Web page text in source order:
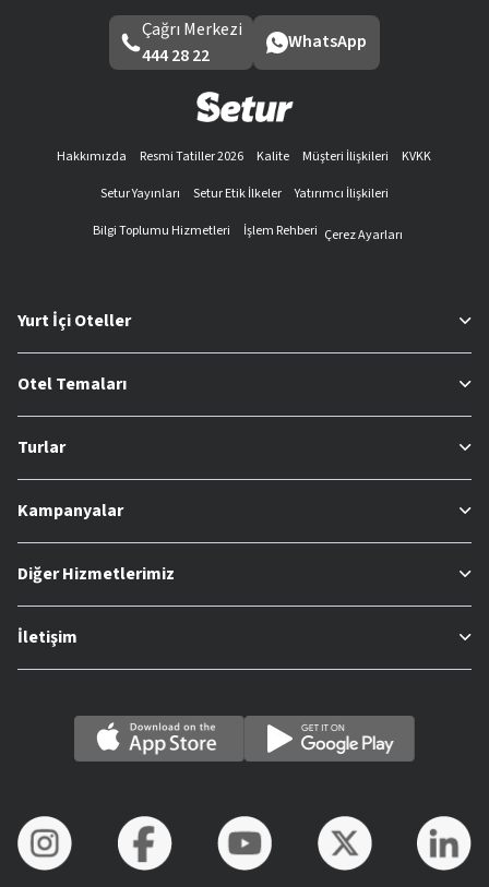
Çağrı Merkezi
444 28 22
WhatsApp
Hakkımızda Resmi Tatiller 2026 Kalite Müşteri İlişkileri
KVKK
Setur Yayınları
Setur Etik İlkeler
Yatırımcı İlişkileri
Bilgi Toplumu Hizmetleri
İşlem Rehberi Çerez Ayarları
Yurt İçi Oteller
Otel Temaları
Turlar
Kampanyalar
Diğer Hizmetlerimiz
İletişim